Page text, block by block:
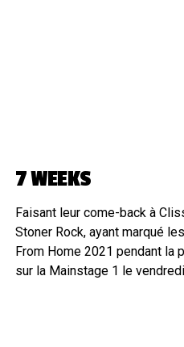
7 WEEKS
Faisant leur come-back à
Stoner Rock, ayant marqué
From Home 2021 pendant la
sur la Mainstage 1 le